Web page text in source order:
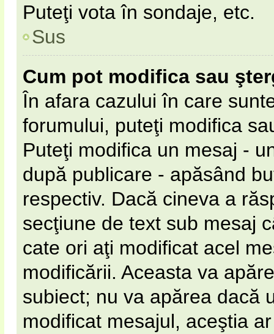
Puteţi vota în sondaje, etc.
Sus
Cum pot modifica sau
În afara cazului în care
forumului, puteţi modifica
Puteţi modifica un mesaj -
după publicare - apăsând
respectiv. Dacă cineva a
secţiune de text sub mesaj
cate ori aţi modificat acel
modificării. Aceasta va
subiect; nu va apărea dacă
modificat mesajul, aceştia